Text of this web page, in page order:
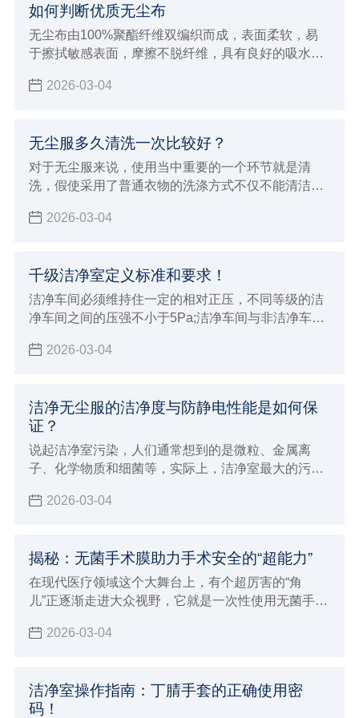
如何判断优质无尘布
无尘布由100%聚酯纤维双编织而成，表面柔软，易
于擦拭敏感表面，摩擦不脱纤维，具有良好的吸水性
2026-03-04
无尘服多久清洗一次比较好？
对于无尘服来说，使用当中重要的一个环节就是清
洗，假使采用了普通衣物的洗涤方式不仅不能清洁和
搬运过程中，也会有附着灰尘及微生物的危险，所以
2026-03-04
千级洁净室定义标准和要求！
洁净车间必须维持住一定的相对正压，不同等级的洁
净车间之间的压强不小于5Pa;洁净车间与非洁净车间
逆流到高级洁净车间
2026-03-04
洁净无尘服的洁净度与防静电性能是如何保
证？
说起洁净室污染，人们通常想到的是微粒、金属离
子、化学物质和细菌等，实际上，洁净室最大的污染
埃和静电的防护显得十分重要。
2026-03-04
揭秘：无菌手术膜助力手术安全的“超能力”
在现代医疗领域这个大舞台上，有个超厉害的“角
儿”正逐渐走进大众视野，它就是一次性使用无菌手术
2026-03-04
洁净室操作指南：丁腈手套的正确使用密
码！